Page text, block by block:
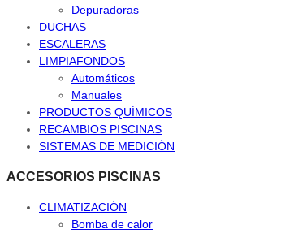
Depuradoras
DUCHAS
ESCALERAS
LIMPIAFONDOS
Automáticos
Manuales
PRODUCTOS QUÍMICOS
RECAMBIOS PISCINAS
SISTEMAS DE MEDICIÓN
ACCESORIOS PISCINAS
CLIMATIZACIÓN
Bomba de calor